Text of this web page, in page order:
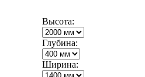
Высота:
Глубина:
Ширина: